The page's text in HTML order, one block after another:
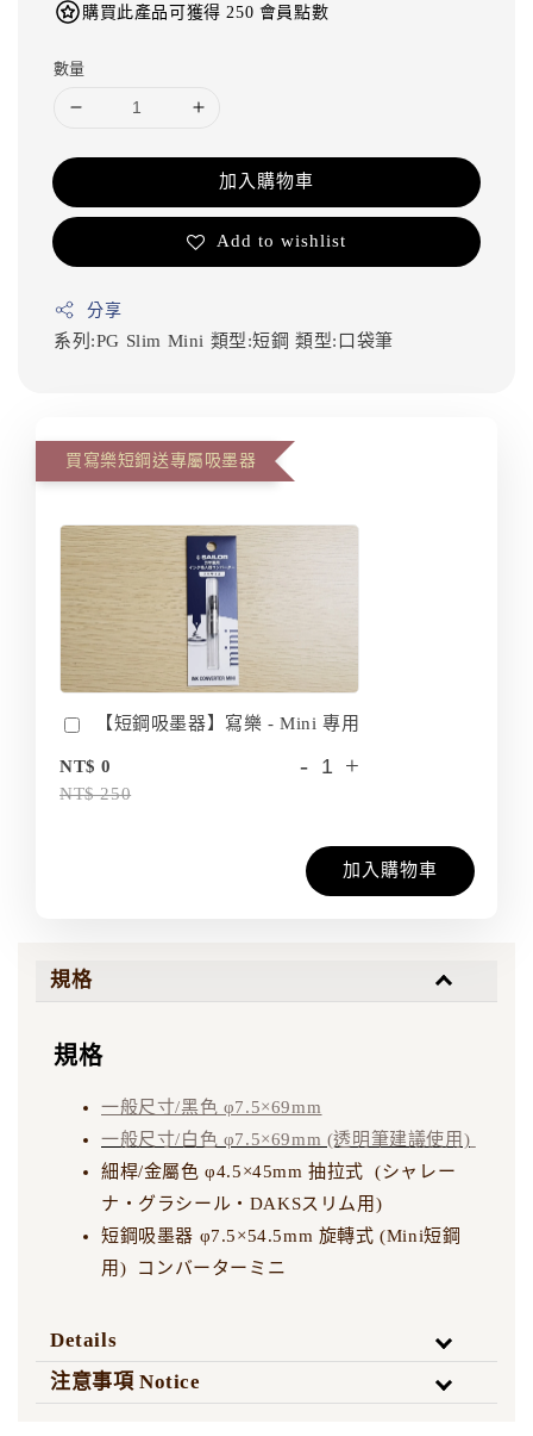
購買此產品可獲得 250 會員點數
數量
加入購物車
Add to wishlist
分享
系列:PG Slim Mini 類型:短鋼類型:口袋筆
買寫樂短鋼送專屬吸墨器
【短鋼吸墨器】寫樂 - Mini 專用
NT$ 0
NT$ 250
- +
加入購物車
規格
規格
一般尺寸/黑色 φ7.5×69mm
一般尺寸/白色 φ7.5×69mm (透明筆建議使用)
細桿/金屬色 φ4.5×45mm 抽拉式 (シャレー
ナ・グラシール・DAKSスリム用)
短鋼吸墨器 φ7.5×54.5mm 旋轉式 (Mini短鋼
用) コンバーターミニ
Details
注意事項 Notice